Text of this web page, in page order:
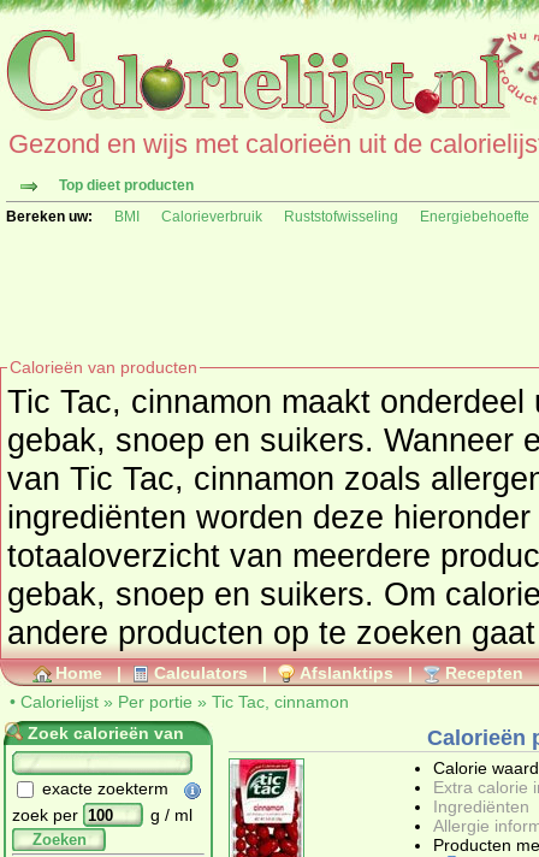
Gezond en wijs met calorieën uit de
Top dieet producten
Bereken uw:
BMI Calorieverbruik Ruststofwisseling Energiebehoefte
Calorieën van producten
Tic Tac, cinnamon maakt
gebak, snoep en suikers. Wanneer
van Tic Tac, cinnamon zoals
ingrediënten worden deze hieronder getoond. Kijk hier voor een
gebak, snoep en suikers. Om
andere
Home | Calculators | Afslanktips | Recepten
• Calorielijst » Per portie » Tic Tac, cinnamon
Zoek calorieën van
exacte zoekterm
zoek per
g / ml
Zoeken
Calorieën
Calorie
Extra calorie
Ingrediënten
Allergie
Producten